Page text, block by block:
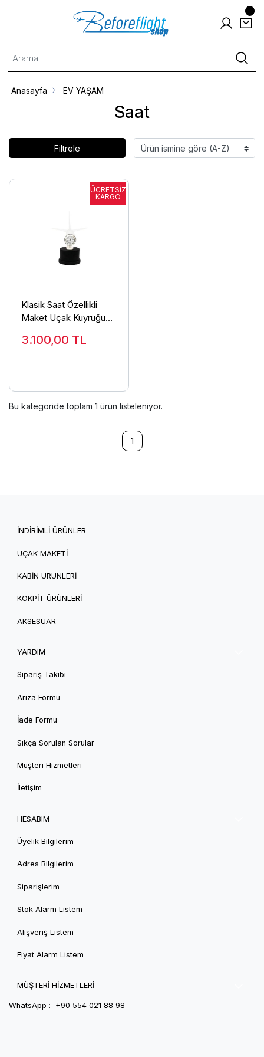
Saat
Anasayfa EV YAŞAM
Filtrele
Klasik Saat Özellikli
Maket Uçak Kuyruğu
3.100,00 TL
Bu kategoride toplam 1 ürün listeleniyor.
1
İNDİRİMLİ ÜRÜNLER
UÇAK MAKETİ
KABİN ÜRÜNLERİ
KOKPİT ÜRÜNLERİ
AKSESUAR
YARDIM
Sipariş Takibi
Arıza Formu
İade Formu
Sıkça Sorulan Sorular
Müşteri Hizmetleri
İletişim
HESABIM
Üyelik Bilgilerim
Adres Bilgilerim
Siparişlerim
Stok Alarm Listem
Alışveriş Listem
Fiyat Alarm Listem
MÜŞTERİ HİZMETLERİ
WhatsApp : +90 554 021 88 98